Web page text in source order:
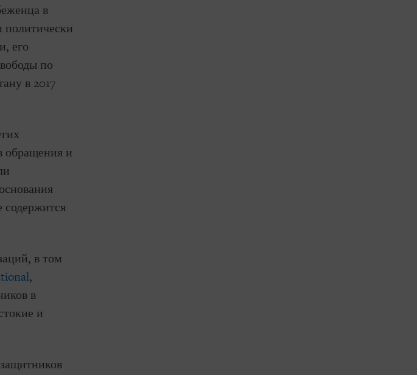
в
политически
его
по
в 2017
обращения и
содержится
в том
,
в
и